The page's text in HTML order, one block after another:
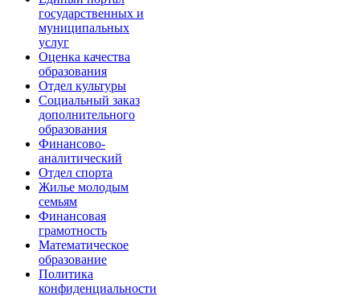
государственных и
муниципальных
услуг
Оценка качества
образования
Отдел культуры
Социальный заказ
дополнительного
образования
Финансово-
аналитический
Отдел спорта
Жилье молодым
семьям
Финансовая
грамотность
Математическое
образование
Политика
конфиденциальности